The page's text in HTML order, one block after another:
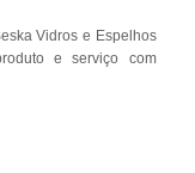
Vidros e Espelhos
e serviço com